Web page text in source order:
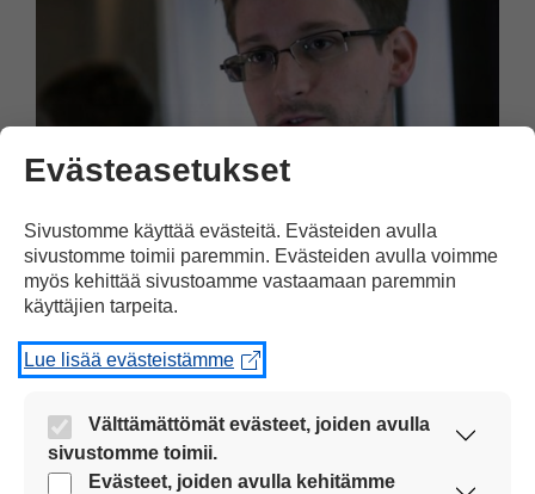
Yhdysvallat vakoilee
maailman tietoverkkoja
Maailma 13.08.2013
paljasti kesäkuun lopulla Yhdysvaltain
salaisen vakoiluohjelman.
Evästeasetukset
Sivustomme käyttää evästeitä. Evästeiden avulla
sivustomme toimii paremmin. Evästeiden avulla voimme
myös kehittää sivustoamme vastaamaan paremmin
käyttäjien tarpeita.
Lue lisää evästeistämme
Välttämättömät evästeet, joiden avulla
sivustomme toimii.
Nämä evästeet ovat aina käytössä, jotta
Evästeet, joiden avulla kehitämme